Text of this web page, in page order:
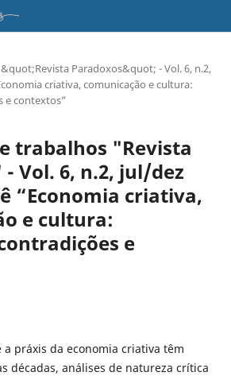
Paradoxos&quot; - Vol. 6, n.2,
criativa, comunicação e cultura:
e contextos”
trabalhos "Revista
Vol. 6, n.2, jul/dez
“Economia criativa,
e cultura:
e
a práxis da economia criativa têm
décadas, análises de natureza crítica